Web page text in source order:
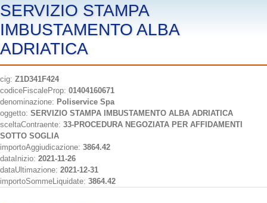
SERVIZIO STAMPA
IMBUSTAMENTO ALBA
ADRIATICA
cig: Z1D341F424
codiceFiscaleProp: 01404160671
denominazione: Poliservice Spa
oggetto: SERVIZIO STAMPA IMBUSTAMENTO ALBA ADRIATICA
sceltaContraente: 33-PROCEDURA NEGOZIATA PER AFFIDAMENTI
SOTTO SOGLIA
importoAggiudicazione: 3864.42
dataInizio: 2021-11-26
dataUltimazione: 2021-12-31
importoSommeLiquidate: 3864.42